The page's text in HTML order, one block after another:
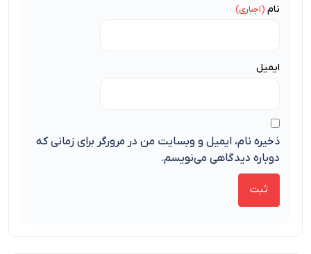
نام
ایمیل
ذخیره نام، ایمیل و وبسایت من در مرورگر برای زمانی که
دوباره دیدگاهی می‌نویسم.